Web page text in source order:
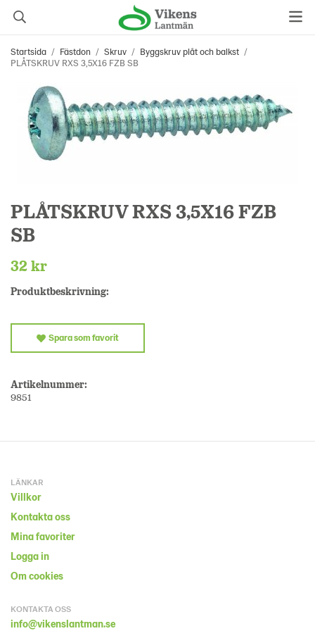
Startsida / Fästdon / Skruv / Byggskruv plåt och balkst /
PLÅTSKRUV RXS 3,5X16 FZB SB
PLÅTSKRUV RXS 3,5X16 FZB
SB
32 kr
Produktbeskrivning:
Spara som favorit
Artikelnummer:
9851
LÄNKAR
Villkor
Kontakta oss
Mina favoriter
Logga in
Om cookies
KONTAKTA OSS
info@vikenslantman.se